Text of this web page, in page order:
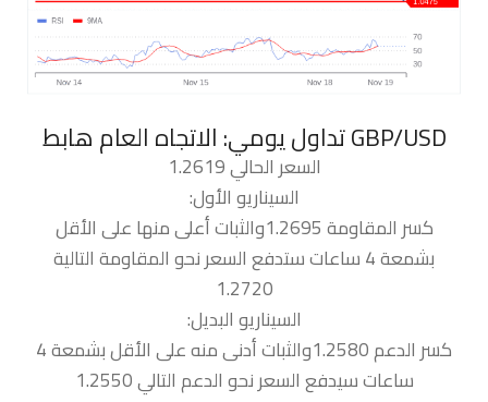
السعر الحالي 1.2619
السيناريو الأول:
كسر المقاومة 1.2695والثبات أعلى منها على الأقل
بشمعة 4 ساعات ستدفع السعر نحو المقاومة التالية
1.2720
السيناريو البديل:
كسر الدعم 1.2580والثبات أدنى منه على الأقل بشمعة 4
ساعات سيدفع السعر نحو الدعم التالي 1.2550